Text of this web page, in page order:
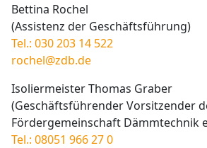
Bettina Rochel
(Assistenz der Geschäftsführung)
Tel.: 030 203 14 522
rochel@zdb.de
Isoliermeister Thomas Graber
(Geschäftsführender Vorsitzender
Fördergemeinschaft Dämmtechnik
Tel.: 08051 966 27 0